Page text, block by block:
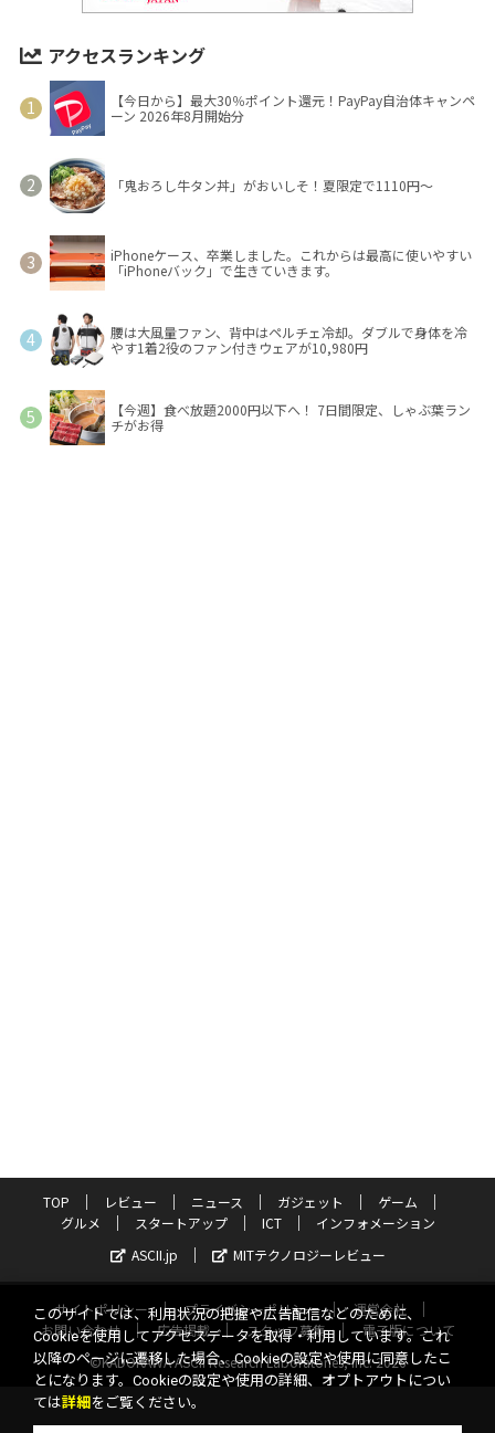
アクセスランキング
【今日から】最大30％ポイント還元！PayPay自治体キャンペ
ーン 2026年8月開始分
「鬼おろし牛タン丼」がおいしそ！夏限定で1110円～
iPhoneケース、卒業しました。これからは最高に使いやすい
「iPhoneバック」で生きていきます。
腰は大風量ファン、背中はペルチェ冷却。ダブルで身体を冷
やす1着2役のファン付きウェアが10,980円
【今週】食べ放題2000円以下へ！ 7日間限定、しゃぶ葉ラン
チがお得
TOP レビュー ニュース ガジェット
ゲーム
グルメ
スタートアップ ICT
インフォメーション
ASCII.jp
MITテクノロジーレビュー
サイトポリシー プライバシーポリシー
運営会社
お問い合わせ
広告掲載 スタッフ募集
電子版について
©KADOKAWA ASCII Research Laboratories, Inc. 2026
このサイトでは、利用状況の把握や広告配信などのために、
Cookieを使用してアクセスデータを取得・利用しています。これ
以降のページに遷移した場合、Cookieの設定や使用に同意したこ
とになります。Cookieの設定や使用の詳細、オプトアウトについ
ては詳細 をご覧ください。